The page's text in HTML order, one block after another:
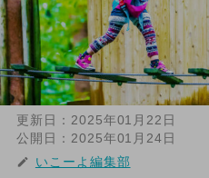
更新日： 2025年01月22日
公開日： 2025年01月24日
いこーよ編集部